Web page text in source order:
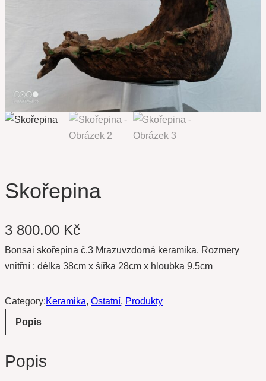
Skořepina
3 800.00 Kč
Bonsai skořepina č.3 Mrazuvzdorná keramika. Rozmery
vnitřní : délka 38cm x šířka 28cm x hloubka 9.5cm
Category:Keramika, Ostatní, Produkty
Popis
Popis